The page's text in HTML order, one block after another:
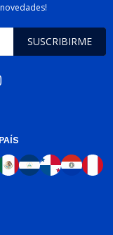
SUSCRIBIRME